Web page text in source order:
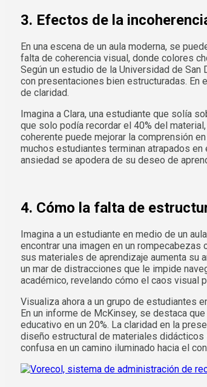
3. Efectos de la
En una escena de un aula moderna, se
falta de coherencia visual, donde colores
Según un estudio de la Universidad de
con presentaciones bien estructuradas. En
de claridad.
Imagina a Clara, una estudiante que solía
que solo podía recordar el 40% del
coherente puede mejorar la comprensión
muchos estudiantes terminan atrapados
ansiedad se apodera de su deseo de
4. Cómo la falta de
Imagina a un estudiante en medio de un
encontrar una imagen en un
sus materiales de aprendizaje aumenta su
un mar de distracciones que le impide
académico, revelando cómo el caos visual
Visualiza ahora a un grupo de estudiantes
En un informe de McKinsey, se destaca
educativo en un 20%. La claridad en la
diseño estructural de materiales didácticos
confusa en un camino iluminado hacia el